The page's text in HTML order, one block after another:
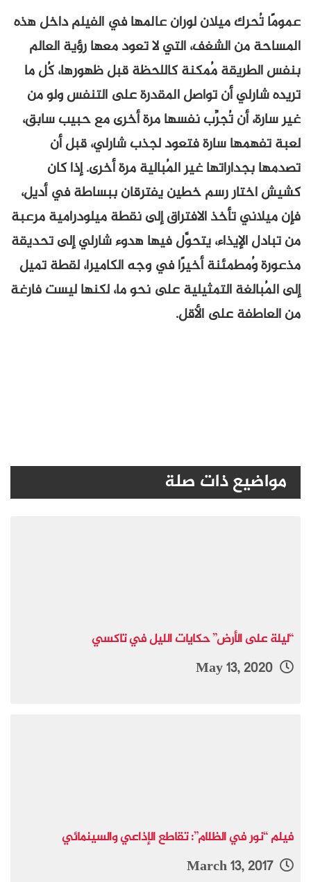
عمومًا تُحرك ميلان لوران عالمها في الفيلم داخل هذه
المساحة من الشغف، التي لا تعود معها رؤية العالم
بنفس الطريقة مُمكنة كاللحظة قبل ظهورها، كُل ما
تريده شارلي أن تواصل المقدرة على التنفس ولو من
غير سارة، أن تُجرِّب نفسها مرة أخرى مع حبيب سابق،
لعبة تفهمها سارة فتعود لجذب شارلي، قبل أن
تصدمها بجداراتها غير المُبالية مرة أخرى. إذا كان
كشيش اختار رسم خطين يفترقان ببساطة في أديل،
فإن ميلاني تأخذ الافتراق إلى نقطة ميلودرامية مرعبة
من تبادل الإيذاء، يتحوَّل فيها هدوء شارلي إلى تحديقة
مذعورة وُمطمئنة أخيرًا في وجه الكاميرا، لقطة تميل
إلى المُبالغة التمثيلية على نحو ما، لكنها ليست فارغة
من العاطفة على الأقل.
مواضيع ذات صلة
“ليلة على الأرض” حكايات الليل في تاكسي
فيلم “نور في الظلام”: تقاطع الإذاعي والسينمائي
March 13, 2017